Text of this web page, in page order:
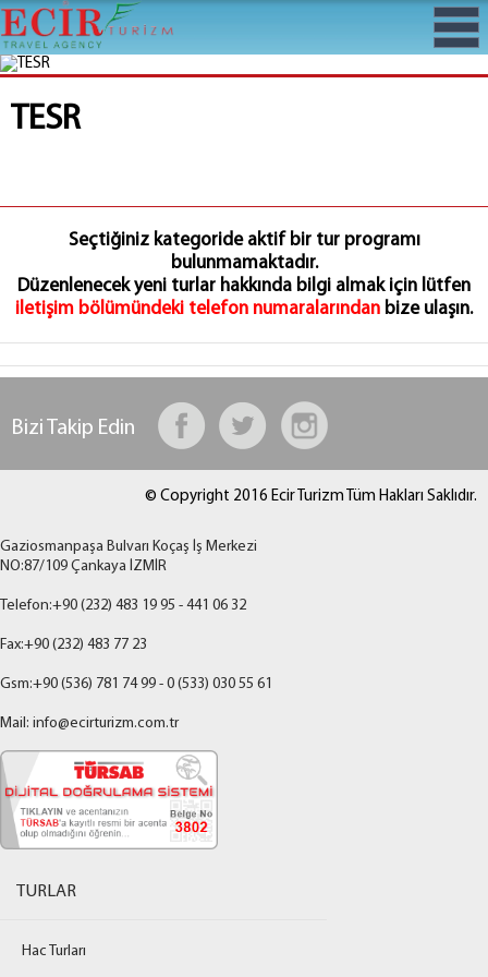
TESR
Seçtiğiniz kategoride aktif bir tur programı
bulunmamaktadır.
Düzenlenecek yeni turlar hakkında bilgi almak için lütfen
iletişim bölümündeki telefon numaralarından bize ulaşın.
Bizi Takip Edin
© Copyright 2016 Ecir Turizm Tüm Hakları Saklıdır.
Gaziosmanpaşa Bulvarı Koçaş İş Merkezi
NO:87/109 Çankaya İZMİR
Telefon:+90 (232) 483 19 95 - 441 06 32
Fax:+90 (232) 483 77 23
Gsm:+90 (536) 781 74 99 - 0 (533) 030 55 61
Mail: info@ecirturizm.com.tr
TURLAR
Hac Turları